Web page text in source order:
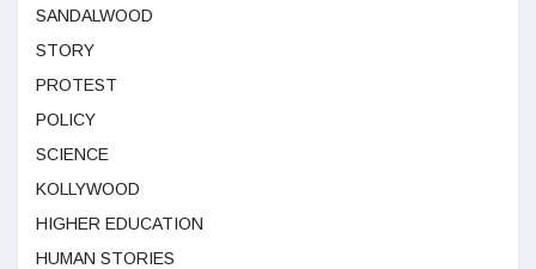
SANDALWOOD
STORY
PROTEST
POLICY
SCIENCE
KOLLYWOOD
HIGHER EDUCATION
HUMAN STORIES